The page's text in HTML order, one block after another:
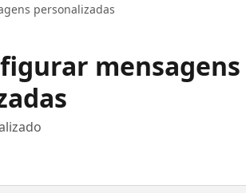
personalizadas
mensagens